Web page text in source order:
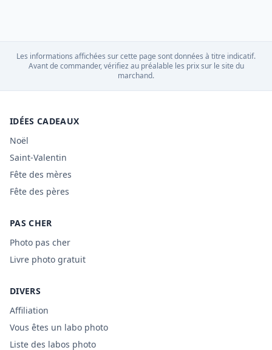
Les informations affichées sur cette page sont données à titre indicatif.
Avant de commander, vérifiez au préalable les prix sur le site du
marchand.
IDÉES CADEAUX
Noël
Saint-Valentin
Fête des mères
Fête des pères
PAS CHER
Photo pas cher
Livre photo gratuit
DIVERS
Affiliation
Vous êtes un labo photo
Liste des labos photo